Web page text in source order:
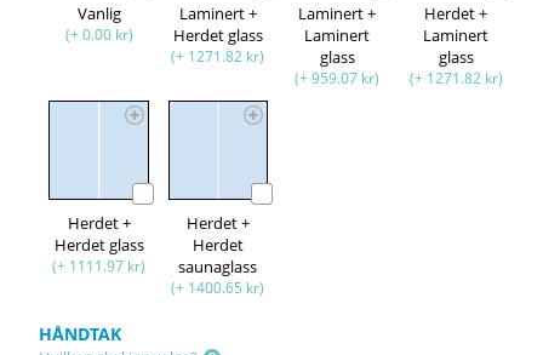
Vanlig
(+ 0.00 kr)
Laminert +
Herdet glass
(+ 1271.82 kr)
Laminert +
Laminert
glass
(+ 959.07 kr)
Herdet +
Laminert
glass
(+ 1271.82 kr)
Herdet +
Herdet glass
(+ 1111.97 kr)
Herdet +
Herdet
saunaglass
(+ 1400.65 kr)
HÅNDTAK